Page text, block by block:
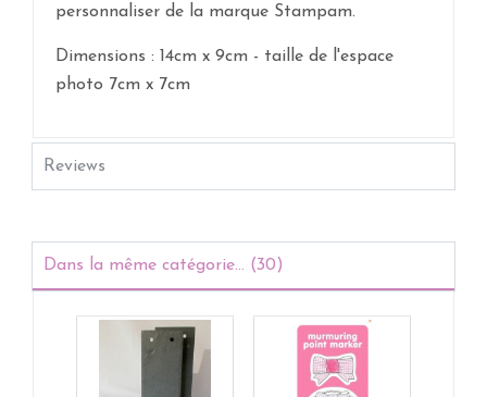
personnaliser de la marque Stampam.
Dimensions : 14cm x 9cm - taille de l'espace
photo 7cm x 7cm
Reviews
Dans la même catégorie... (30)